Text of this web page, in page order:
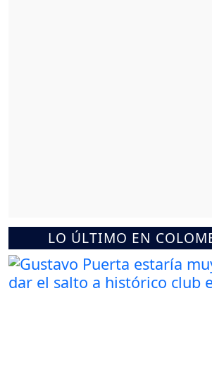
LO ÚLTIMO EN